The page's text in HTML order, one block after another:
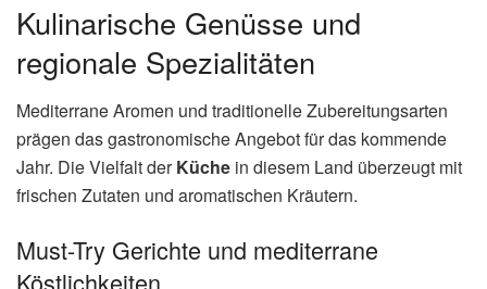
Kulinarische Genüsse und
regionale Spezialitäten
Mediterrane Aromen und traditionelle Zubereitungsarten
prägen das gastronomische Angebot für das kommende
Jahr. Die Vielfalt derKüche in diesem Land überzeugt mit
frischen Zutaten und aromatischen Kräutern.
Must-Try Gerichte und mediterrane
Köstlichkeiten